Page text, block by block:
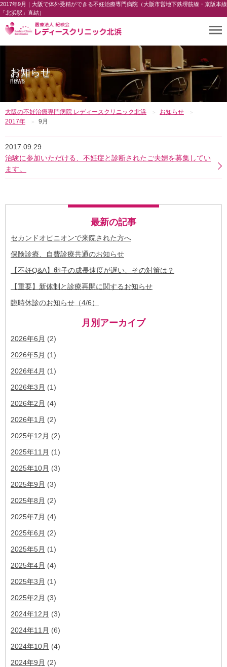
2017年9月｜大阪で体外受精ができる不妊治療専門病院（大阪市営地下鉄堺筋線・京阪本線
「北浜駅」直結）
お知らせ
news
大阪の不妊治療専門病院 レディースクリニック北浜
お知らせ
2017年
9月
2017.09.29
治験に参加いただける、不妊症と診断されたご夫婦を募集してい
ます。
最新の記事
セカンドオピニオンで来院された方へ
保険診療、自費診療共通のお知らせ
【不妊Q&A】卵子の成長速度が遅い、その対策は？
【重要】新体制と診療再開に関するお知らせ
臨時休診のお知らせ（4/6）
月別アーカイブ
2026年6月 (2)
2026年5月 (1)
2026年4月 (1)
2026年3月 (1)
2026年2月 (4)
2026年1月 (2)
2025年12月 (2)
2025年11月 (1)
2025年10月 (3)
2025年9月 (3)
2025年8月 (2)
2025年7月 (4)
2025年6月 (2)
2025年5月 (1)
2025年4月 (4)
2025年3月 (1)
2025年2月 (3)
2024年12月 (3)
2024年11月 (6)
2024年10月 (4)
2024年9月 (2)